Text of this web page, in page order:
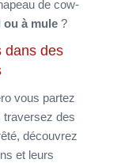
de cow-
ou à mule ?
dans des
vous partez
traversez des
découvrez
et leurs